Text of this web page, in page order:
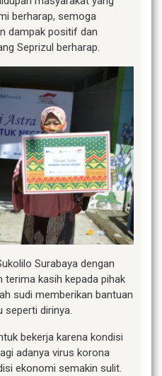
berharap, semoga
dampak positif dan
Seprizul berharap.
Surabaya dengan
terima kasih kepada pihak
sudi memberikan bantuan
seperti dirinya.
bekerja karena kondisi
adanya virus korona
ekonomi semakin sulit.